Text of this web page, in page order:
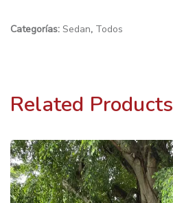
Categorías: Sedan, Todos
Related Products